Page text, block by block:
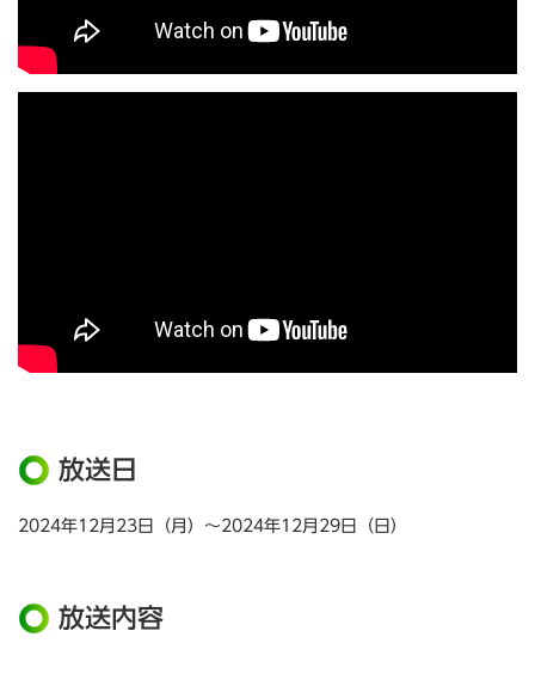
放送日
2024年12月23日（月）～2024年12月29日（日）
放送内容